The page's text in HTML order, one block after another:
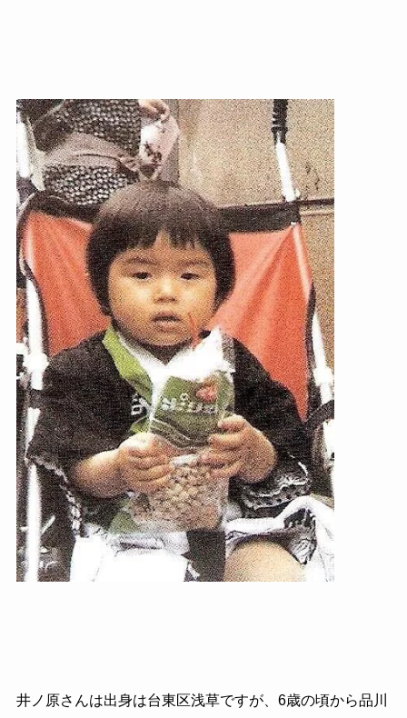
井ノ原さんは出身は台東区浅草ですが、6歳の頃から品川